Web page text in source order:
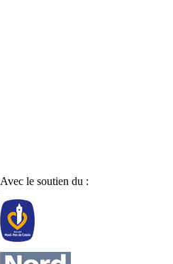
Avec le soutien du :